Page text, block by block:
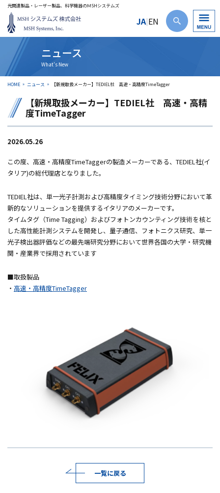
光関連製品・レーザー製品、科学機器のＭSHシステムズ
JA|EN
ニュース
HOME ニュース 【新規取扱メーカー】TEDIEL社 高速・高精度TimeTagger
【新規取扱メーカー】TEDIEL社 高速・高精
度TimeTagger
2026.05.26
この度、高速・高精度TimeTaggerの製造メーカーである、TEDIEL社(イ
タリア)の総代理店となりました。
TEDIEL社は、単一光子計測および高精度タイミング技術分野において革
新的なソリューションを提供するイタリアのメーカーです。
タイムタグ（Time Tagging）およびフォトンカウンティング技術を核と
した高性能計測システムを開発し、量子通信、フォトニクス研究、単一
光子検出器評価などの最先端研究分野において世界各国の大学・研究機
関・産業界で採用されています
■取扱製品
・ 高速・高精度TimeTagger
一覧に戻る